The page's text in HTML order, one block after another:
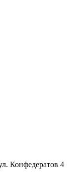
Конфедератов 4